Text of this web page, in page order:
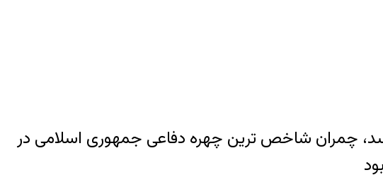
اسد، چمران شاخص ترین چهره دفاعی جمهوری اسلامی در